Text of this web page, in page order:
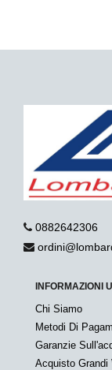
0882642306
INFORMAZIONI
Chi Siamo
Metodi Di
Garanzie
Acquisto Grandi